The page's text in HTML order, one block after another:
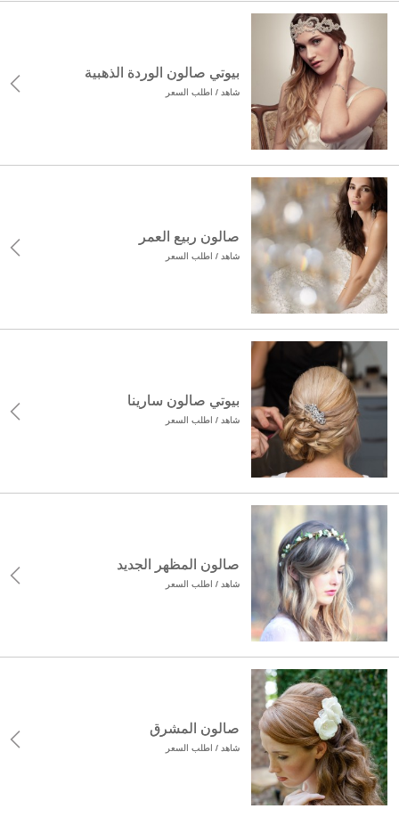
بيوتي صالون الوردة الذهبية
شاهد / اطلب السعر
صالون ربيع العمر
شاهد / اطلب السعر
بيوتي صالون سارينا
شاهد / اطلب السعر
صالون المظهر الجديد
شاهد / اطلب السعر
صالون المشرق
شاهد / اطلب السعر